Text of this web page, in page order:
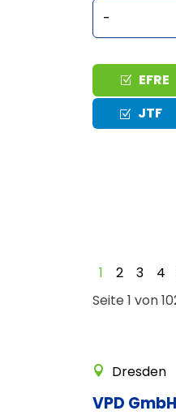
Typ EFRE
JTF
Seite 1 von
1 2 3 4
Dresden
VPD GmbH